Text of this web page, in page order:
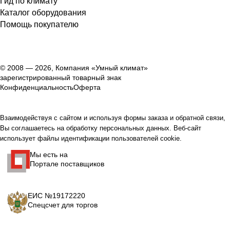
Каталог оборудования
Помощь покупателю
© 2008 — 2026, Компания «Умный климат»
зарегистрированный товарный знак
КонфиденциальностьОферта
Взаимодействуя с сайтом и используя формы заказа и обратной связи,
Вы соглашаетесь на обработку персональных данных. Веб-сайт
использует файлы идентификации пользователей cookie.
Мы есть на
Портале поставщиков
ЕИС №19172220
Спецсчет для торгов